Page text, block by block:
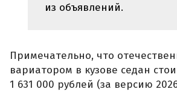
из объявлений.
Примечательно, что
вариатором в кузове седан
1 631 000 рублей (за версию